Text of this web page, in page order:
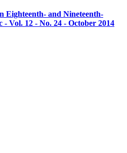
Eighteenth- and Nineteenth-
Vol. 12 - No. 24 - October 2014